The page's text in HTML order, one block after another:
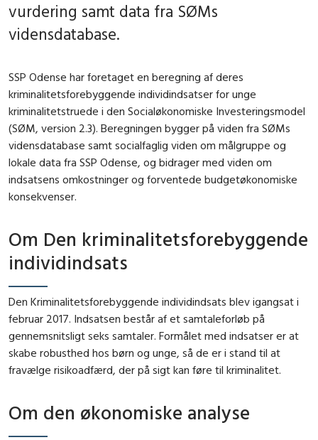
vurdering samt data fra SØMs
vidensdatabase.
SSP Odense har foretaget en beregning af deres
kriminalitetsforebyggende individindsatser for unge
kriminalitetstruede i den Socialøkonomiske Investeringsmodel
(SØM, version 2.3). Beregningen bygger på viden fra SØMs
vidensdatabase samt socialfaglig viden om målgruppe og
lokale data fra SSP Odense, og bidrager med viden om
indsatsens omkostninger og forventede budgetøkonomiske
konsekvenser.
Om Den kriminalitetsforebyggende
individindsats
Den Kriminalitetsforebyggende individindsats blev igangsat i
februar 2017. Indsatsen består af et samtaleforløb på
gennemsnitsligt seks samtaler. Formålet med indsatser er at
skabe robusthed hos børn og unge, så de er i stand til at
fravælge risikoadfærd, der på sigt kan føre til kriminalitet.
Om den økonomiske analyse